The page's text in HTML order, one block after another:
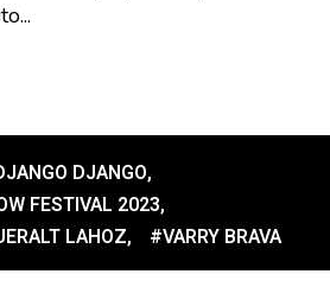
DJANGO,
FESTIVAL 2023,
LAHOZ, #VARRY BRAVA